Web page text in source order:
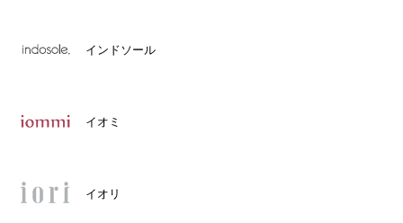
インドソール
イオミ
イオリ